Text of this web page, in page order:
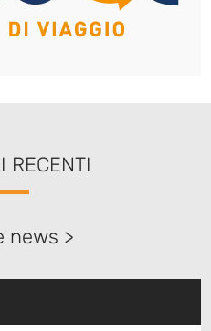
RECENTI
news >